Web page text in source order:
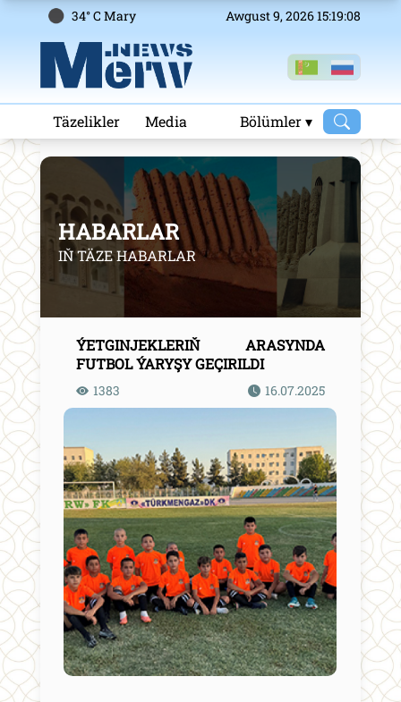
34° C Mary Awgust 9, 2026 15:19:08
Täzelikler Media Bölümler ▾
HABARLAR
IŇ TÄZE HABARLAR
ÝETGINJEKLERIŇ ARASYNDA
FUTBOL ÝARYŞY GEÇIRILDI
1383 16.07.2025